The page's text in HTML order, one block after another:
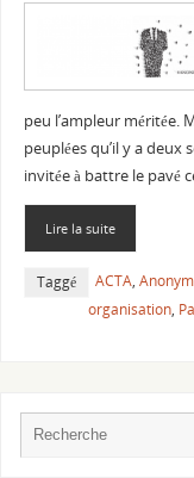
peu l’ampleur méritée.
peuplées qu’il y a deux
invitée à battre le pavé
Lire la suite
Taggé ACTA,
organisation,